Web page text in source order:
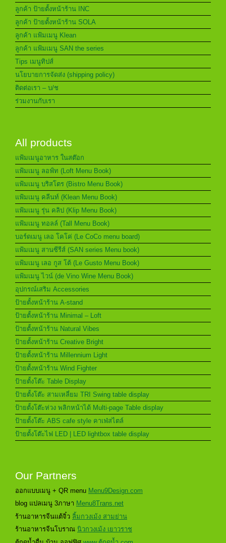
ลูกค้า ป้ายตั้งหน้าร้าน INC
ลูกค้า ป้ายตั้งหน้าร้าน SOLA
ลูกค้า แฟ้มเมนู Klean
ลูกค้า แฟ้มเมนู SAN the series
Tips เมนูทิปส์
นโยบายการจัดส่ง (shipping policy)
ติดต่อเรา – บ/ช
ร่วมงานกับเรา
All products
แฟ้มเมนูอาหาร ในสต๊อก
แฟ้มเมนู ลอฟ์ท (Loft Menu Book)
แฟ้มเมนู บริสโตร (Bistro Menu Book)
แฟ้มเมนู คลีนท์ (Klean Menu Book)
แฟ้มเมนู รุ่น คลิป (Klip Menu Book)
แฟ้มเมนู ทอลล์ (Tall Menu Book)
บอร์ดเมนู เลอ โคโค่ (Le CoCo menu board)
แฟ้มเมนู สานซีรีส์ (SAN series Menu book)
แฟ้มเมนู เลอ กูส โต้ (Le Gusto Menu Book)
แฟ้มเมนู ไวน์ (de Vino Wine Menu Book)
อุปกรณ์เสริม Accessories
ป้ายตั้งหน้าร้าน A-stand
ป้ายตั้งหน้าร้าน Minimal – Loft
ป้ายตั้งหน้าร้าน Natural Vibes
ป้ายตั้งหน้าร้าน Creative Bright
ป้ายตั้งหน้าร้าน Millennium Light
ป้ายตั้งหน้าร้าน Wind Fighter
ป้ายตั้งโต๊ะ Table Display
ป้ายตั้งโต๊ะ สามเหลี่ยม TRI Swing table display
ป้ายตั้งโต๊ะห่วง พลิกหน้าได้ Multi-page Table display
ป้ายตั้งโต๊ะ ABS cafe style คาเฟ่สไตล์
ป้ายตั้งโต๊ะไฟ LED | LED lightbox table display
Our Partners
ออกแบบเมนู + QR menu Menu9Design.com
blog แปลเมนู 3ภาษา Menu8Trans.net
ร้านอาหารจีนแต้จิ๋ว ลิ้มกวงเม้ง สามย่าน
ร้านอาหารจีนโบราณ นิวกวงเม้ง เยาวราช